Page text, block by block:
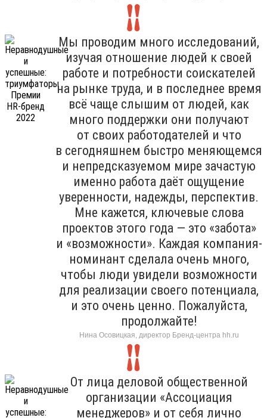
Мы проводим много исследований,
изучая отношение людей к своей
работе и потребности соискателей
на рынке труда, и в последнее время
всё чаще слышим от людей, как
много поддержки они получают
от своих работодателей и что
в сегодняшнем быстро меняющемся
и непредсказуемом мире зачастую
именно работа даёт ощущение
уверенности, надежды, перспектив.
Мне кажется, ключевые слова
проектов этого года — это «забота»
и «возможности». Каждая компания-
номинант сделала очень много,
чтобы люди увидели возможности
для реализации своего потенциала,
и это очень ценно. Пожалуйста,
продолжайте!
Нина Осовицкая, директор Бренд-центра hh.ru
От лица деловой общественной
организации «Ассоциация
менеджеров» и от себя лично